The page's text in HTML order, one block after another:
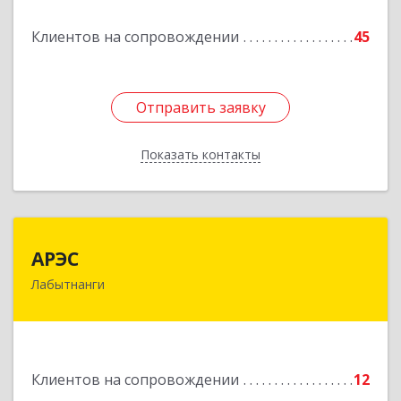
Клиентов на сопровождении 45
Отправить заявку
Показать контакты
Отправить заявку
Назад
АРЭС
Лабытнанги
Клиентов на сопровождении 12
629400, Ямало-Ненецкий АО, Лабытнанги г,